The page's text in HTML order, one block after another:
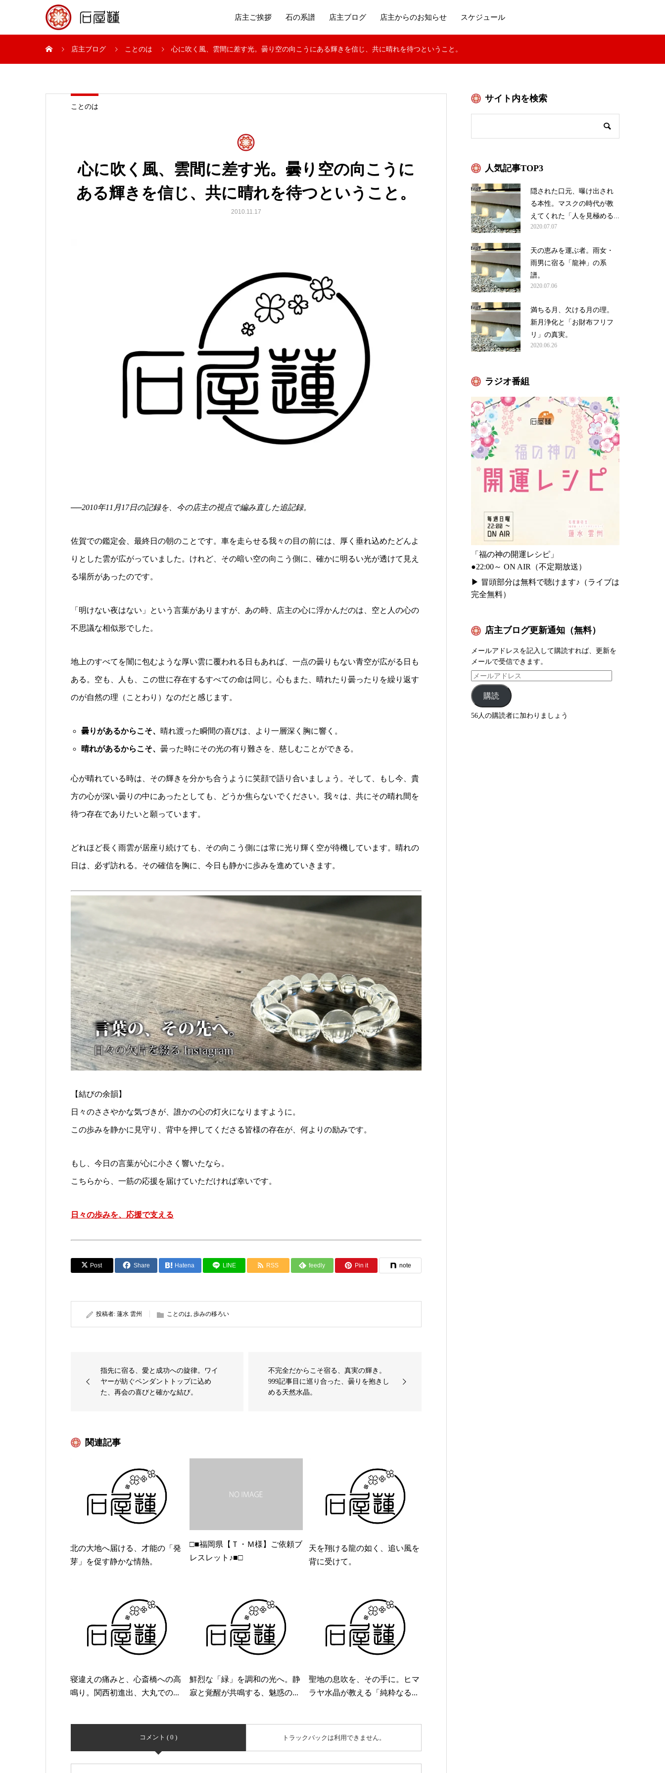
店主ご挨拶 石の系譜 店主ブログ 店主からのお知らせ スケジュール
店主ブログ ことのは 心に吹く風、雲間に差す光。曇り空の向こうにある輝きを信じ、共に晴れを待つということ。
ことのは
心に吹く風、雲間に差す光。曇り空の向こうに
ある輝きを信じ、共に晴れを待つということ。
2010.11.17
──2010年11月17日の記録を、今の店主の視点で編み直した追記録。
佐賀での鑑定会、最終日の朝のことです。車を走らせる我々の目の前には、厚く垂れ込めたどんよ
りとした雲が広がっていました。けれど、その暗い空の向こう側に、確かに明るい光が透けて見え
る場所があったのです。
「明けない夜はない」という言葉がありますが、あの時、店主の心に浮かんだのは、空と人の心の
不思議な相似形でした。
地上のすべてを闇に包むような厚い雲に覆われる日もあれば、一点の曇りもない青空が広がる日も
ある。空も、人も、この世に存在するすべての命は同じ。心もまた、晴れたり曇ったりを繰り返す
のが自然の理（ことわり）なのだと感じます。
曇りがあるからこそ、 晴れ渡った瞬間の喜びは、より一層深く胸に響く。
晴れがあるからこそ、 曇った時にその光の有り難さを、慈しむことができる。
心が晴れている時は、その輝きを分かち合うように笑顔で語り合いましょう。そして、もし今、貴
方の心が深い曇りの中にあったとしても、どうか焦らないでください。我々は、共にその晴れ間を
待つ存在でありたいと願っています。
どれほど長く雨雲が居座り続けても、その向こう側には常に光り輝く空が待機しています。晴れの
日は、必ず訪れる。その確信を胸に、今日も静かに歩みを進めていきます。
【結びの余韻】
日々のささやかな気づきが、誰かの心の灯火になりますように。
この歩みを静かに見守り、背中を押してくださる皆様の存在が、何よりの励みです。
もし、今日の言葉が心に小さく響いたなら。
こちらから、一筋の応援を届けていただければ幸いです。
日々の歩みを、応援で支える
Post Share Hatena LINE RSS feedly Pin it note
投稿者: 蓮水 雲州 ことのは, 歩みの移ろい
指先に宿る、愛と成功への旋律。ワイ
ヤーが紡ぐペンダントトップに込め
た、再会の喜びと確かな結び。
不完全だからこそ宿る、真実の輝き。
999記事目に巡り合った、曇りを抱きし
める天然水晶。
関連記事
北の大地へ届ける、才能の「発
芽」を促す静かな情熱。
□■福岡県【Ｔ・Ｍ様】ご依頼ブ
レスレット♪■□
天を翔ける龍の如く、追い風を
背に受けて。
寝違えの痛みと、心斎橋への高
鳴り。関西初進出、大丸での...
鮮烈な「緑」を調和の光へ。静
寂と覚醒が共鳴する、魅惑の...
聖地の息吹を、その手に。ヒマ
ラヤ水晶が教える「純粋なる...
コメント ( 0 ) トラックバックは利用できません。
サイト内を検索
人気記事TOP3
隠された口元、曝け出され
る本性。マスクの時代が教
えてくれた「人を見極める...
2020.07.07
天の恵みを運ぶ者。雨女・
雨男に宿る「龍神」の系
譜。
2020.07.06
満ちる月、欠ける月の理。
新月浄化と「お財布フリフ
リ」の真実。
2020.06.26
ラジオ番組
「福の神の開運レシピ」
●22:00～ ON AIR（不定期放送）
▶ 冒頭部分は無料で聴けます♪（ライブは
完全無料）
店主ブログ更新通知（無料）
メールアドレスを記入して購読すれば、更新を
メールで受信できます。
購読
56人の購読者に加わりましょう